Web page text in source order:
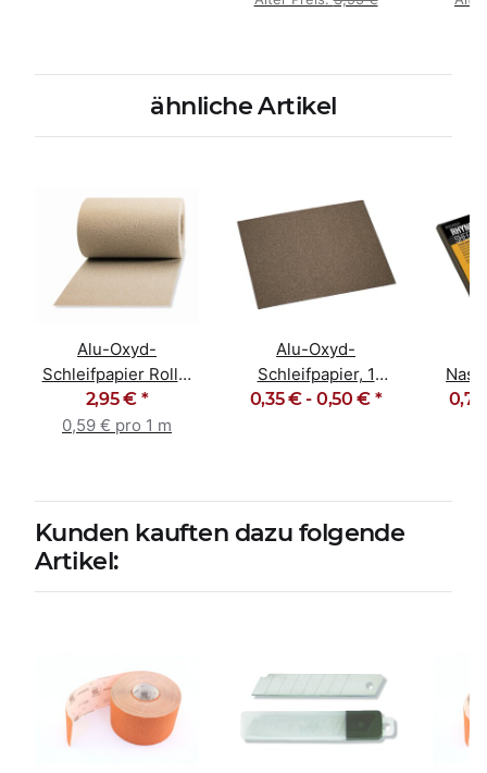
ähnliche Artikel
Alu-Oxyd-
Schleifpapier Rolle,
5m Korn 60 - 240
2,95 € *
0,59 € pro 1 m
Alu-Oxyd-
Schleifpapier, 1
Bogen Korn 60 - 240
0,35 € - 0,50 € *
Kunden kauften dazu folgende
Artikel: